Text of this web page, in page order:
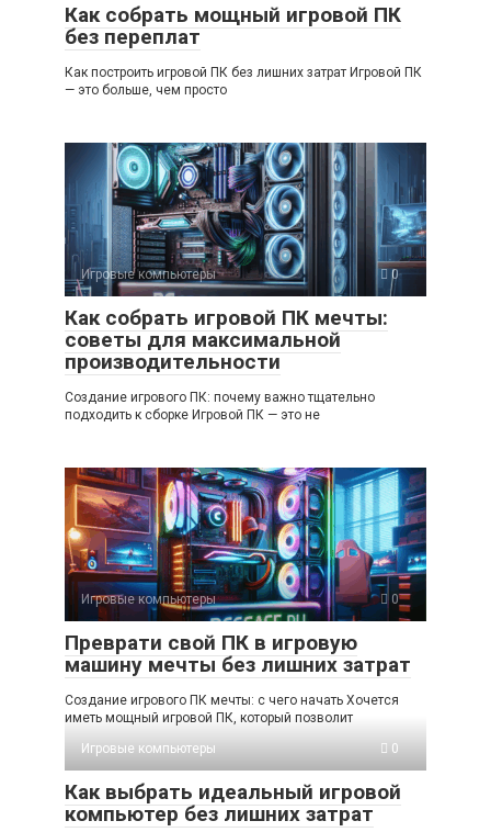
Как собрать мощный игровой ПК
без переплат
Как построить игровой ПК без лишних затрат Игровой ПК
— это больше, чем просто
Игровые компьютеры 0
Как собрать игровой ПК мечты:
советы для максимальной
производительности
Создание игрового ПК: почему важно тщательно
подходить к сборке Игровой ПК — это не
Игровые компьютеры 0
Преврати свой ПК в игровую
машину мечты без лишних затрат
Создание игрового ПК мечты: с чего начать Хочется
иметь мощный игровой ПК, который позволит
Игровые компьютеры
0
Как выбрать идеальный игровой
компьютер без лишних затрат